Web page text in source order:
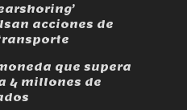
acciones de
que supera
4 millones de